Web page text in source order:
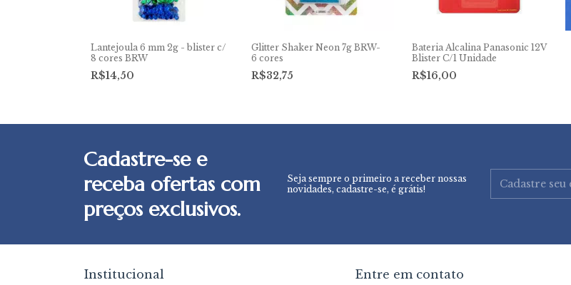
Lantejoula 6 mm 2g - blister c/
8 cores BRW
R$14,50
Glitter Shaker Neon 7g BRW-
6 cores
R$32,75
Bateria Alcalina Panasonic 12V
Blister C/1 Unidade
R$16,00
Cadastre-se e
receba ofertas com
preços exclusivos.
Seja sempre o primeiro a receber nossas
novidades, cadastre-se, é grátis!
Institucional Entre em contato